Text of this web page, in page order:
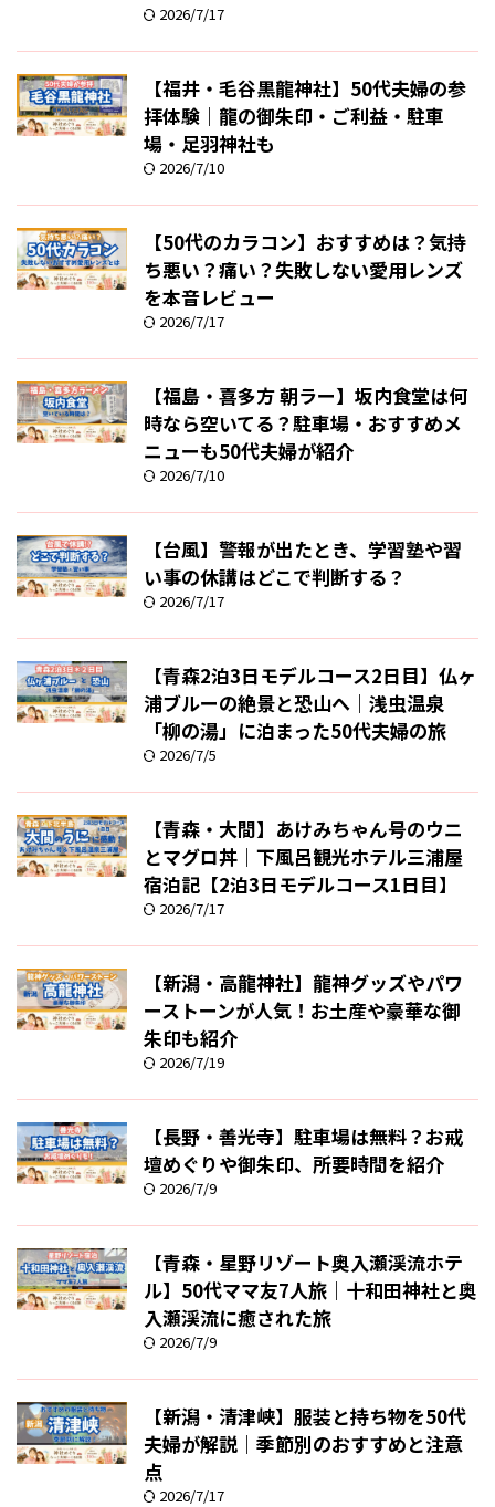
2026/7/17
【福井・毛谷黒龍神社】50代夫婦の参
拝体験｜龍の御朱印・ご利益・駐車
場・足羽神社も
2026/7/10
【50代のカラコン】おすすめは？気持
ち悪い？痛い？失敗しない愛用レンズ
を本音レビュー
2026/7/17
【福島・喜多方 朝ラー】坂内食堂は何
時なら空いてる？駐車場・おすすめメ
ニューも50代夫婦が紹介
2026/7/10
【台風】警報が出たとき、学習塾や習
い事の休講はどこで判断する？
2026/7/17
【青森2泊3日モデルコース2日目】仏ヶ
浦ブルーの絶景と恐山へ｜浅虫温泉
「柳の湯」に泊まった50代夫婦の旅
2026/7/5
【青森・大間】あけみちゃん号のウニ
とマグロ丼｜下風呂観光ホテル三浦屋
宿泊記【2泊3日モデルコース1日目】
2026/7/17
【新潟・高龍神社】龍神グッズやパワ
ーストーンが人気！お土産や豪華な御
朱印も紹介
2026/7/19
【長野・善光寺】駐車場は無料？お戒
壇めぐりや御朱印、所要時間を紹介
2026/7/9
【青森・星野リゾート奥入瀬渓流ホテ
ル】50代ママ友7人旅｜十和田神社と奥
入瀬渓流に癒された旅
2026/7/9
【新潟・清津峡】服装と持ち物を50代
夫婦が解説｜季節別のおすすめと注意
点
2026/7/17